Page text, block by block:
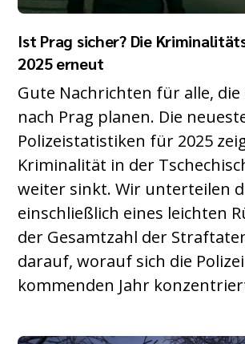
Ist Prag sicher? Die
2025 erneut
Gute Nachrichten für alle, die
nach Prag planen. Die
Polizeistatistiken für 2025
Kriminalität in der
weiter sinkt. Wir unterteilen
einschließlich eines leichten
der Gesamtzahl der
darauf, worauf sich die
kommenden Jahr